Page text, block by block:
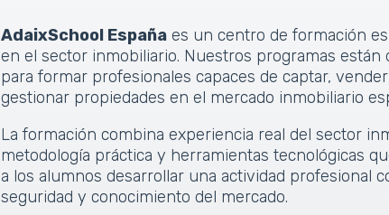
AdaixSchool España es un centro de formación
en el sector inmobiliario. Nuestros programas están
para formar profesionales capaces de captar,
gestionar propiedades en el mercado inmobiliario
La formación combina experiencia real del sector
metodología práctica y herramientas tecnológicas
a los alumnos desarrollar una actividad profesional
seguridad y conocimiento del mercado.